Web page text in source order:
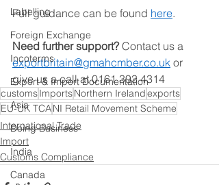
Labelling
Foreign Exchange
Incoterms
Export & Import Documentation
Asia
Doing Business
India
Canada
Full guidance can be found here.
Need further support? Contact us a
exportbritain@gmahcmber.co.uk or
give us a call at 0161 393 4314
customsImportsNorthern Irelandexports
EU-UK TCANI Retail Movement Scheme
International Trade
Import
Customs Compliance